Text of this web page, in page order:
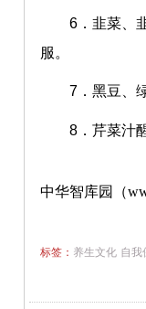
6．韭菜、
服。
7．黑豆、
8．芹菜汁
中华智库园（
标签： 养生文化 自我